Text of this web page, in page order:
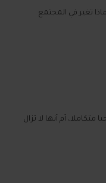
تغير في المجتمع
أم أنها لا تزال